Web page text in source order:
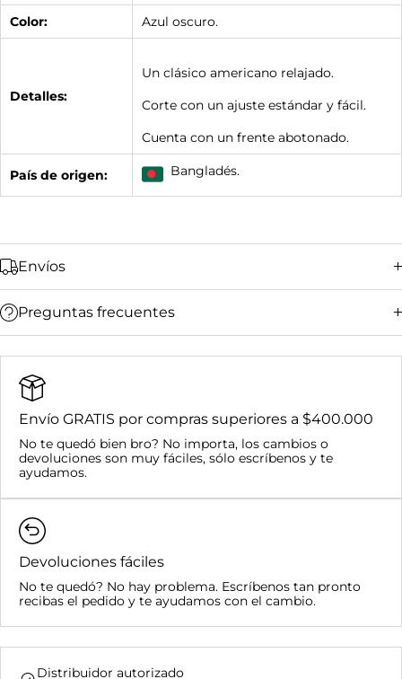
Color: Azul oscuro.
Detalles:
Un clásico americano relajado.
Corte con un ajuste estándar y fácil.
Cuenta con un frente abotonado.
País de origen: Bangladés.
Envíos
Barranquilla):
Bucaramanga y su área metropolitana:
Nacional:
Compras superiores a $400.000:
Preguntas frecuentes
Envío GRATIS por compras superiores a $400.000
No te quedó bien bro? No importa, los cambios o
devoluciones son muy fáciles, sólo escríbenos y te
ayudamos.
Devoluciones fáciles
No te quedó? No hay problema. Escríbenos tan pronto
recibas el pedido y te ayudamos con el cambio.
Distribuidor autorizado